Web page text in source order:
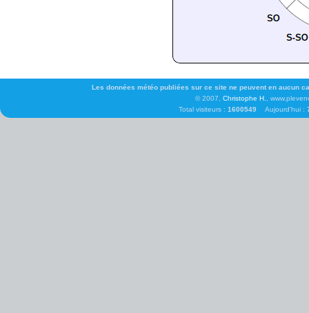
Les données météo publiées sur ce site ne peuvent en aucun
© 2007,Christophe H.,
Total visiteurs : 1600549 Aujourd'hui :